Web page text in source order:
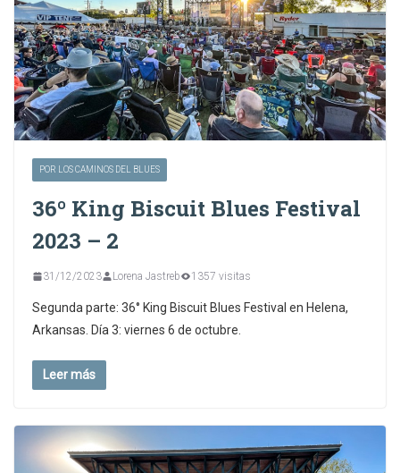
POR LOS CAMINOS DEL BLUES
36º King Biscuit Blues Festival
2023 – 2
31/12/2023 Lorena Jastreb 1357 visitas
Segunda parte: 36° King Biscuit Blues Festival en Helena,
Arkansas. Día 3: viernes 6 de octubre.
Leer más